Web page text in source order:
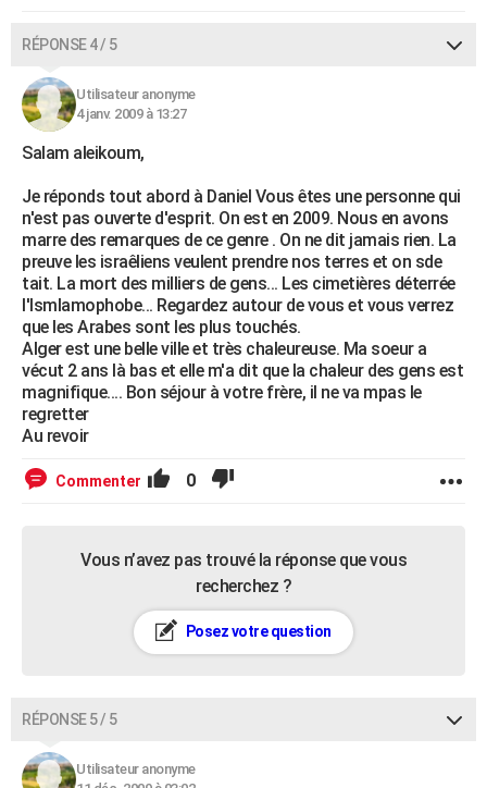
RÉPONSE 4 / 5
Utilisateur anonyme
4 janv. 2009 à 13:27
Salam aleikoum,
Je réponds tout abord à Daniel Vous êtes une personne qui
n'est pas ouverte d'esprit. On est en 2009. Nous en avons
marre des remarques de ce genre . On ne dit jamais rien. La
preuve les israêliens veulent prendre nos terres et on sde
tait. La mort des milliers de gens... Les cimetières déterrée
l'Ismlamophobe... Regardez autour de vous et vous verrez
que les Arabes sont les plus touchés.
Alger est une belle ville et très chaleureuse. Ma soeur a
vécut 2 ans là bas et elle m'a dit que la chaleur des gens est
magnifique.... Bon séjour à votre frère, il ne va mpas le
regretter
Au revoir
Commenter 0
Vous n’avez pas trouvé la réponse que vous
recherchez ?
Posez votre question
RÉPONSE 5 / 5
Utilisateur anonyme